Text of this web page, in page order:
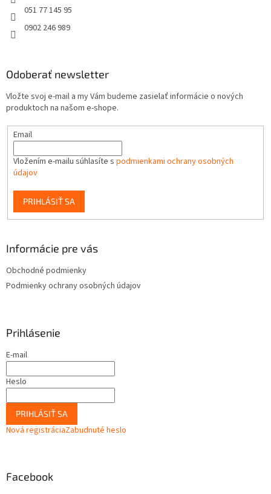
051 77 145 95
0902 246 989
Odoberať newsletter
Vložte svoj e-mail a my Vám budeme zasielať informácie o nových
produktoch na našom e-shope.
Email
Vložením e-mailu súhlasíte s podmienkami ochrany osobných
údajov
PRIHLÁSIŤ SA
Informácie pre vás
Obchodné podmienky
Podmienky ochrany osobných údajov
Prihlásenie
E-mail
Heslo
PRIHLÁSIŤ SA
Nová registráciaZabudnuté heslo
Facebook